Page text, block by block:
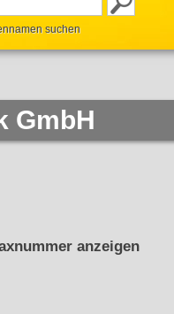
suchen
GmbH
anzeigen